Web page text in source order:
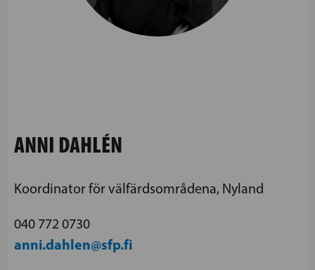
ANNI DAHLÉN
Koordinator för välfärdsområdena, Nyland
040 772 0730
anni.dahlen@sfp.fi